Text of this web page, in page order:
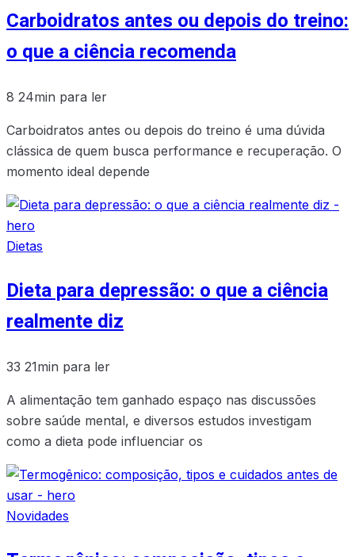
Carboidratos antes ou depois do treino:
o que a ciência recomenda
8 24min para ler
Carboidratos antes ou depois do treino é uma dúvida
clássica de quem busca performance e recuperação. O
momento ideal depende
Dietas
Dieta para depressão: o que a ciência
realmente diz
33 21min para ler
A alimentação tem ganhado espaço nas discussões
sobre saúde mental, e diversos estudos investigam
como a dieta pode influenciar os
Novidades